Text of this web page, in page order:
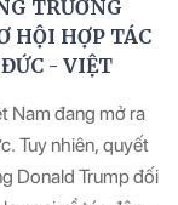
TRƯỞNG
HỘI HỢP TÁC
- VIỆT
Nam đang mở ra
Tuy nhiên, quyết
Donald Trump đối